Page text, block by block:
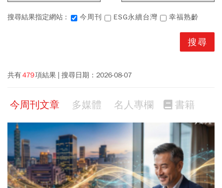
搜尋結果指定網站 : 今周刊 ESG永續台灣 幸福熟齡
共有479項結果 搜尋日期： 2026-08-07
今周刊文章 多媒體 名人專欄 書籍